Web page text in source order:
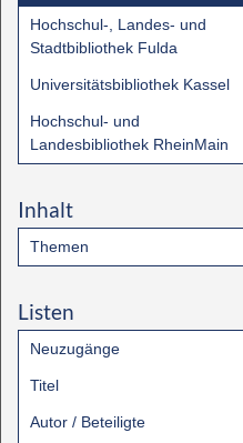
Hochschul-, Landes- und
Stadtbibliothek Fulda
Universitätsbibliothek Kassel
Hochschul- und
Landesbibliothek RheinMain
Inhalt
Themen
Listen
Neuzugänge
Titel
Autor / Beteiligte